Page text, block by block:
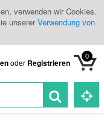
verwenden wir Cookies.
unsererVerwendung von
oder Registrieren
0